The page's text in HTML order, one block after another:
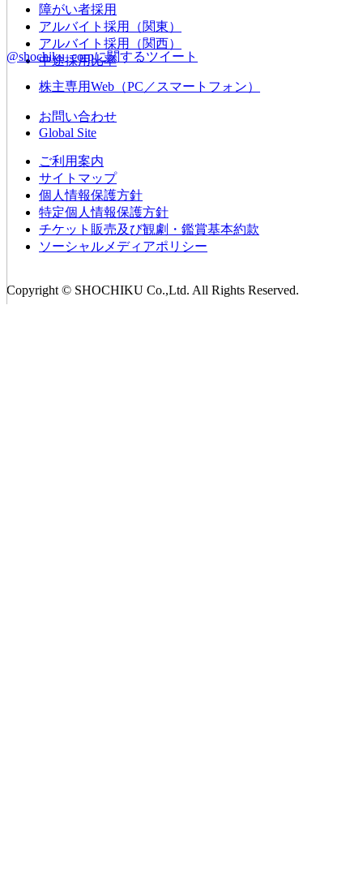
障がい者採用
アルバイト採用（関東）
アルバイト採用（関西）
中途採用比率
@shochiku_corpに関するツイート
株主専用Web（PC／スマートフォン）
お問い合わせ
Global Site
ご利用案内
サイトマップ
個人情報保護方針
特定個人情報保護方針
チケット販売及び観劇・鑑賞基本約款
ソーシャルメディアポリシー
Copyright © SHOCHIKU Co.,Ltd. All Rights Reserved.